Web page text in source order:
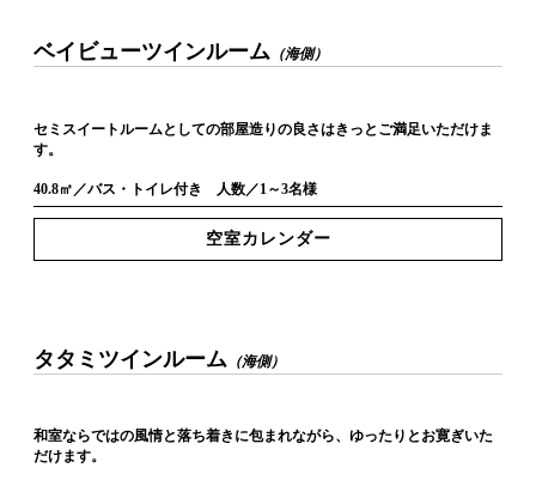
ベイビューツインルーム （海側）
セミスイートルームとしての部屋造りの良さはきっとご満足いただけま
す。
40.8㎡／バス・トイレ付き 人数／1～3名様
空室カレンダー
タタミツインルーム （海側）
和室ならではの風情と落ち着きに包まれながら、ゆったりとお寛ぎいた
だけます。